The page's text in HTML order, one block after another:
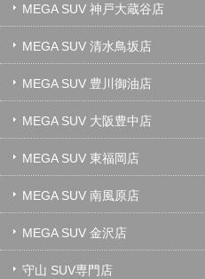
MEGA SUV 神戸大蔵谷店
MEGA SUV 清水鳥坂店
MEGA SUV 豊川御油店
MEGA SUV 大阪豊中店
MEGA SUV 東福岡店
MEGA SUV 南風原店
MEGA SUV 金沢店
守山 SUV専門店